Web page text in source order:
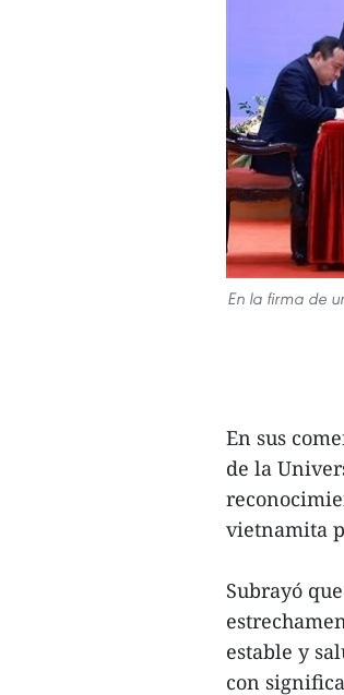
En la firma de
En sus
de la
vietnamita
Subrayó
estable y
con